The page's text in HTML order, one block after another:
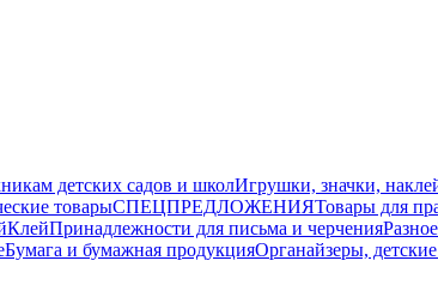
детских садов и школИгрушки, значки,
товарыСПЕЦПРЕДЛОЖЕНИЯТовары для
КлейПринадлежности для письма и черченияРазное
Бумага и бумажная продукцияОрганайзеры,